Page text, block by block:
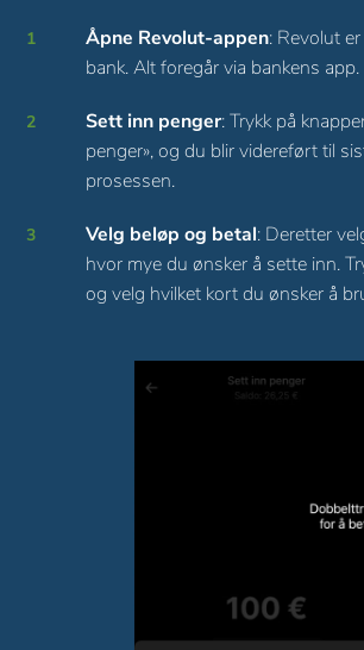
Åpne Revolut-appen: Revolut
bank. Alt foregår via bankens app.
Sett inn penger: Trykk på
penger», og du blir videreført til
prosessen.
Velg beløp og betal: Deretter
hvor mye du ønsker å sette inn.
og velg hvilket kort du ønsker å